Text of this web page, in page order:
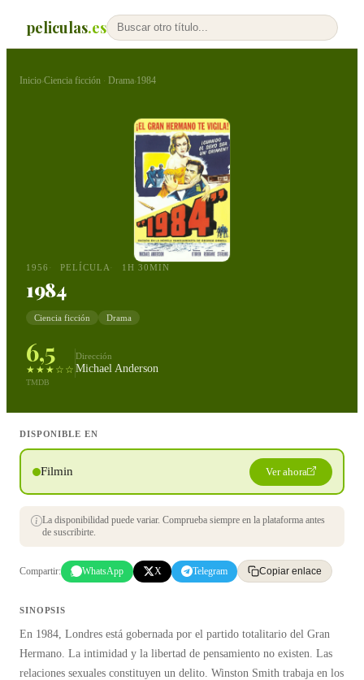
peliculas.es
Inicio›Ciencia ficción · Drama›1984
1956 PELÍCULA 1H 30MIN
1984
Ciencia ficción Drama
6,5
★★★☆☆
TMDB
Dirección
Michael Anderson
DISPONIBLE EN
Filmin Ver ahora
La disponibilidad puede variar. Comprueba siempre en la plataforma antes
de suscribirte.
Compartir: WhatsApp X Telegram Copiar enlace
SINOPSIS
En 1984, Londres está gobernada por el partido totalitario del Gran
Hermano. La intimidad y la libertad de pensamiento no existen. Las
relaciones sexuales constituyen un delito. Winston Smith trabaja en los